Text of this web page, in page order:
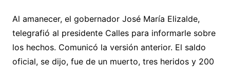
Al amanecer, el gobernador José María Elizalde,
telegrafió al presidente Calles para informarle sobre
los hechos. Comunicó la versión anterior. El saldo
oficial, se dijo, fue de un muerto, tres heridos y 200